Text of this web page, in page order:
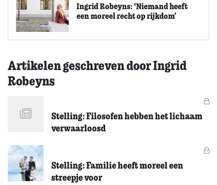
Ingrid Robeyns: ‘Niemand heeft
een moreel recht op rijkdom’
Artikelen geschreven door Ingrid
Robeyns
Stelling: Filosofen hebben het lichaam
verwaarloosd
Stelling: Familie heeft moreel een
streepje voor